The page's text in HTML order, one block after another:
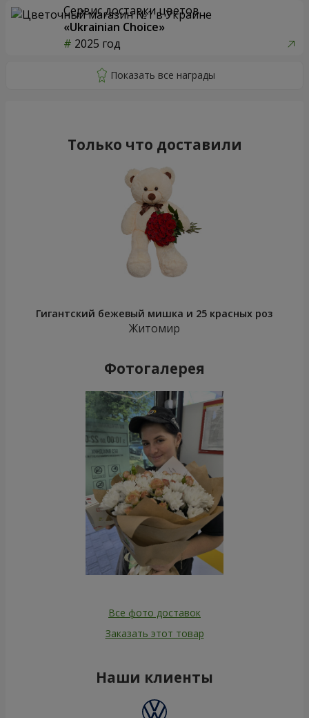
Сервис доставки цветов
«Ukrainian Choice»
2025 год
Только что доставили
Гигантский бежевый мишка и 25 красных роз
Житомир
Фотогалерея
Все фото доставок
Заказать этот товар
Наши клиенты